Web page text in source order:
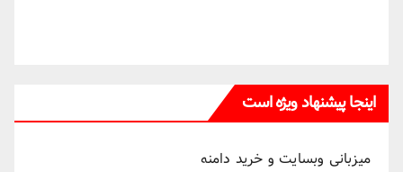
اینجا پیشنهاد ویژه است
میزبانی وبسایت و خرید دامنه